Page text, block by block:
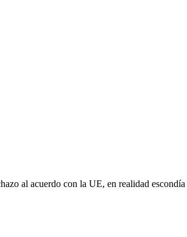
al acuerdo con la UE, en realidad